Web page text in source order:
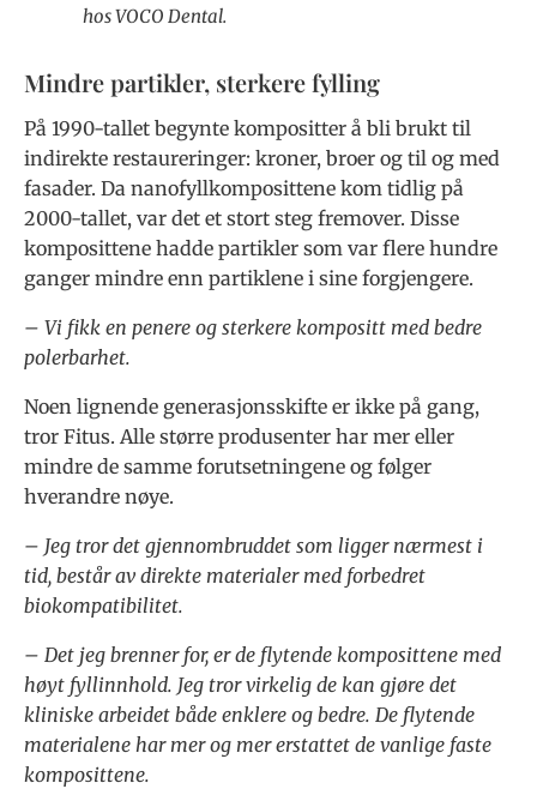
hos VOCO Dental.
Mindre partikler, sterkere fylling
På 1990-tallet begynte kompositter å bli brukt til
indirekte restaureringer: kroner, broer og til og med
fasader. Da nanofyllkomposittene kom tidlig på
2000-tallet, var det et stort steg fremover. Disse
komposittene hadde partikler som var flere hundre
ganger mindre enn partiklene i sine forgjengere.
– Vi fikk en penere og sterkere kompositt med bedre
polerbarhet.
Noen lignende generasjonsskifte er ikke på gang,
tror Fitus. Alle større produsenter har mer eller
mindre de samme forutsetningene og følger
hverandre nøye.
– Jeg tror det gjennombruddet som ligger nærmest i
tid, består av direkte materialer med forbedret
biokompatibilitet.
– Det jeg brenner for, er de flytende komposittene med
høyt fyllinnhold. Jeg tror virkelig de kan gjøre det
kliniske arbeidet både enklere og bedre. De flytende
materialene har mer og mer erstattet de vanlige faste
komposittene.